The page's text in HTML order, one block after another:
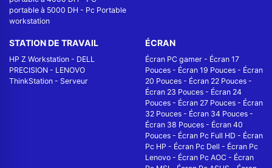
portable à 5000 DH - Pc Portable
workstation
STATION DE TRAVAIL
HP Z Workstation - DELL
PRECISION - LENOVO
ThinkStation - Serveur
ÉCRAN
Écran PC gamer - Écran 17
Pouces - Écran 19 Pouces - Écran
20 Pouces - Écran 22 Pouces -
Écran 23 Pouces - Écran 24
Pouces - Écran 27 Pouces - Écran
32 Pouces - Écran 34 Pouces -
Écran 38 Pouces - Écran 40
Pouces - Écran Pc Full HD - Écran
Pc HP - Écran Pc Dell - Écran Pc
Lenovo - Écran Pc AOC - Écran